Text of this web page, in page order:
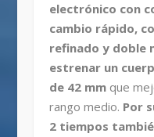
electrónico con
cambio rápido,
refinado y doble
estrenar un
de 42 mmque
rango medio. Por
2 tiempos